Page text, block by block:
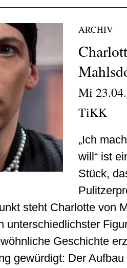
ARCHIV
Mi
TiKK
„Ich
will“ ist
Stück,
steht Charlotte von
unterschiedlichster
Geschichte
gewürdigt: Der